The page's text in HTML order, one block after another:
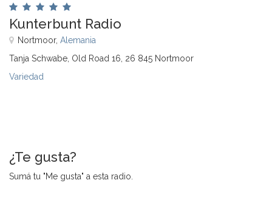
Kunterbunt Radio
Nortmoor, Alemania
Tanja Schwabe, Old Road 16, 26 845 Nortmoor
Variedad
¿Te gusta?
Sumá tu "Me gusta" a esta radio.